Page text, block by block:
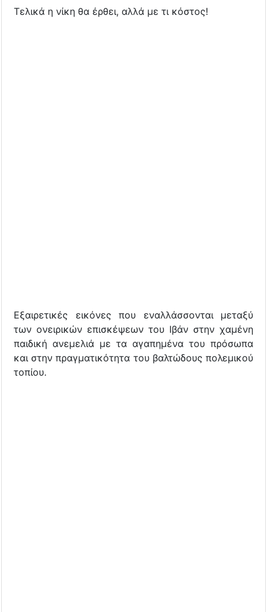
Τελικά η νίκη θα έρθει, αλλά με τι κόστος!
Εξαιρετικές εικόνες που εναλλάσσονται μεταξύ
των ονειρικών επισκέψεων του Ιβάν στην χαμένη
παιδική ανεμελιά με τα αγαπημένα του πρόσωπα
και στην πραγματικότητα του βαλτώδους πολεμικού
τοπίου.